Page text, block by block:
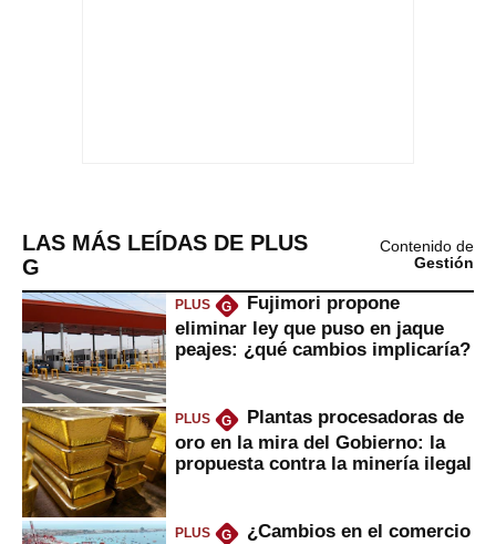
LAS MÁS LEÍDAS DE PLUS
G
Contenido de
Gestión
PLUS G
Fujimori propone
eliminar ley que puso en jaque
peajes: ¿qué cambios implicaría?
PLUS G
Plantas procesadoras de
oro en la mira del Gobierno: la
propuesta contra la minería ilegal
PLUS G
¿Cambios en el comercio